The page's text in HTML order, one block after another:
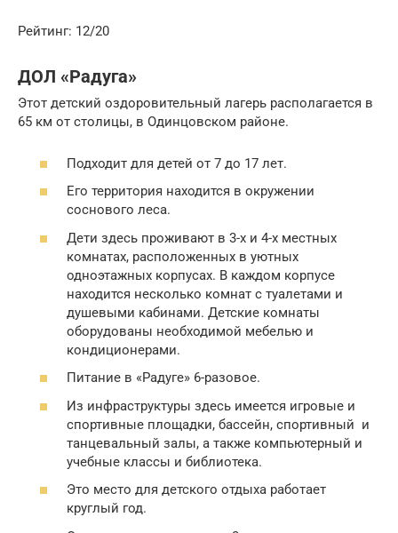
Рейтинг: 12/20
ДОЛ «Радуга»
Этот детский оздоровительный лагерь располагается в
65 км от столицы, в Одинцовском районе.
Подходит для детей от 7 до 17 лет.
Его территория находится в окружении
соснового леса.
Дети здесь проживают в 3-х и 4-х местных
комнатах, расположенных в уютных
одноэтажных корпусах. В каждом корпусе
находится несколько комнат с туалетами и
душевыми кабинами. Детские комнаты
оборудованы необходимой мебелью и
кондиционерами.
Питание в «Радуге» 6-разовое.
Из инфраструктуры здесь имеется игровые и
спортивные площадки, бассейн, спортивный и
танцевальный залы, а также компьютерный и
учебные классы и библиотека.
Это место для детского отдыха работает
круглый год.